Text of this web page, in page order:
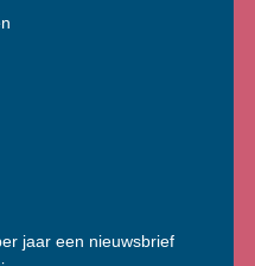
jaar een nieuwsbrief